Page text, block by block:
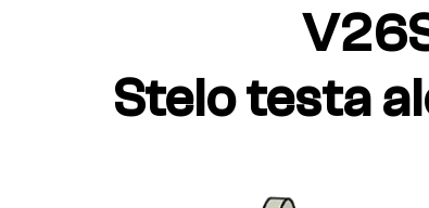
Stelo testa